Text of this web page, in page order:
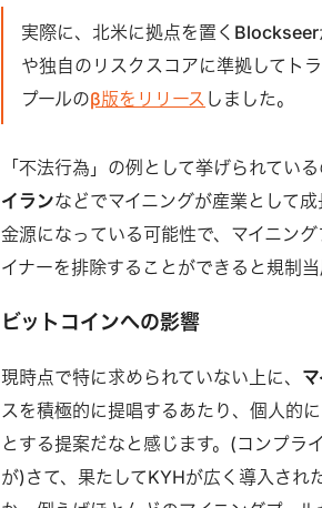
実際に、北米に拠点を置くBlockseer
や独自のリスクスコアに準拠してト
プールのβ版をリリース しました。
「不法行為」の例として挙げられてい
イランなどでマイニングが産業として
金源になっている可能性で、マイニン
イナーを排除することができると規制当
ビットコインへの影響
現時点で特に求められていない上に、
スを積極的に提唱するあたり、個人的
とする提案だなと感じます。(コンプラ
が)さて、果たしてKYHが広く導入され